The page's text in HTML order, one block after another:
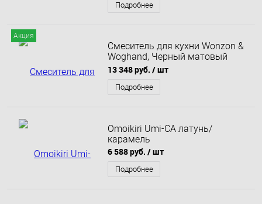
Подробнее
Акция
Смеситель для кухни Wonzon &
Woghand, Черный матовый
(WW-AE4550-MB)
13 348 руб. / шт
Подробнее
Omoikiri Umi-CA латунь/
карамель
6 588 руб. / шт
Подробнее